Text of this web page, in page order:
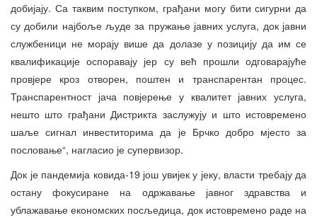
добијају. Са таквим поступком, грађани могу бити сигурни да
су добили најбоље људе за пружање јавних услуга, док јавни
службеници не морају више да долазе у позицију да им се
квалификације оспоравају јер су већ прошли одговарајуће
провјере кроз отворен, поштен и транспарентан процес.
Транспарентност јача повјерење у квалитет јавних услуга,
нешто што грађани Дистрикта заслужују и што истовремено
шаље сигнал инвеститорима да је Брчко добро мјесто за
пословање“, нагласио је супервизор.
Док је пандемија ковида-19 још увијек у јеку, власти требају да
остану фокусиране на одржавање јавног здравства и
ублажавање економских посљедица, док истовремено раде на